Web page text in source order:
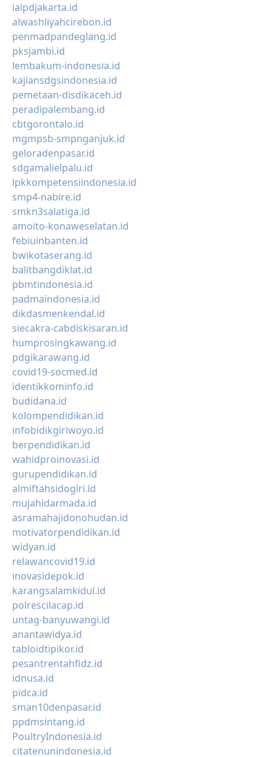
iaipdjakarta.id
alwashliyahcirebon.id
penmadpandeglang.id
pksjambi.id
lembakum-indonesia.id
kajiansdgsindonesia.id
pemetaan-disdikaceh.id
peradipalembang.id
cbtgorontalo.id
mgmpsb-smpnganjuk.id
geloradenpasar.id
sdgamalielpalu.id
lpkkompetensiindonesia.id
smp4-nabire.id
smkn3salatiga.id
amoito-konaweselatan.id
febiuinbanten.id
bwikotaserang.id
balitbangdiklat.id
pbmtindonesia.id
padmaindonesia.id
dikdasmenkendal.id
siecakra-cabdiskisaran.id
humprosingkawang.id
pdgikarawang.id
covid19-socmed.id
identikkominfo.id
budidana.id
kolompendidikan.id
infobidikgiriwoyo.id
berpendidikan.id
wahidproinovasi.id
gurupendidikan.id
almiftahsidogiri.id
mujahidarmada.id
asramahajidonohudan.id
motivatorpendidikan.id
widyan.id
relawancovid19.id
inovasidepok.id
karangsalamkidul.id
polrescilacap.id
untag-banyuwangi.id
anantawidya.id
tabloidtipikor.id
pesantrentahfidz.id
idnusa.id
pidca.id
sman10denpasar.id
ppdmsintang.id
PoultryIndonesia.id
citatenunindonesia.id